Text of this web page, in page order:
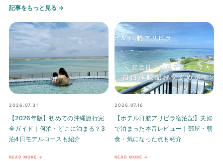
記事をもっと見る →
2026.07.31
【2026年版】初めての沖縄旅行完
全ガイド｜何泊・どこに泊まる？3
泊4日モデルコースも紹介
READ MORE →
2026.07.16
【ホテル日航アリビラ宿泊記】夫婦
で泊まった本音レビュー｜部屋・朝
食・気になった点も紹介
READ MORE →